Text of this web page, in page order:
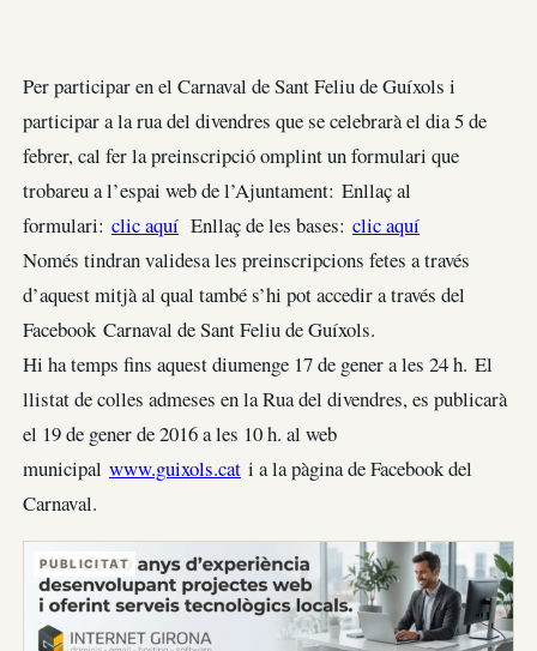
Per participar en el Carnaval de Sant Feliu de Guíxols i
participar a la rua del divendres que se celebrarà el dia 5 de
febrer, cal fer la preinscripció omplint un formulari que
trobareu a l’espai web de l’Ajuntament: Enllaç al
formulari: clic aquí Enllaç de les bases: clic aquí
Només tindran validesa les preinscripcions fetes a través
d’aquest mitjà al qual també s’hi pot accedir a través del
Facebook Carnaval de Sant Feliu de Guíxols.
Hi ha temps fins aquest diumenge 17 de gener a les 24 h. El
llistat de colles admeses en la Rua del divendres, es publicarà
el 19 de gener de 2016 a les 10 h. al web
municipal www.guixols.cat i a la pàgina de Facebook del
Carnaval.
PUBLICITAT